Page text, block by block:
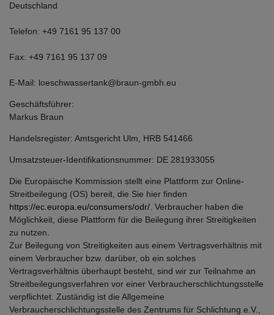
Deutschland
Telefon: +49 7161 95 137 00
Fax: +49 7161 95 137 09
E-Mail: loeschwassertank@braun-gmbh.eu
Geschäftsführer:
Markus Braun
Handelsregister: Amtsgericht Ulm, HRB 541466
Umsatzsteuer-Identifikationsnummer: DE 281933055
Die Europäische Kommission stellt eine Plattform zur Online-
Streitbeilegung (OS) bereit, die Sie hier finden
https://ec.europa.eu/consumers/odr/ . Verbraucher haben die
Möglichkeit, diese Plattform für die Beilegung ihrer Streitigkeiten
zu nutzen.
Zur Beilegung von Streitigkeiten aus einem Vertragsverhältnis mit
einem Verbraucher bzw. darüber, ob ein solches
Vertragsverhältnis überhaupt besteht, sind wir zur Teilnahme an
Streitbeilegungsverfahren vor einer Verbraucherschlichtungsstelle
verpflichtet. Zuständig ist die Allgemeine
Verbraucherschlichtungsstelle des Zentrums für Schlichtung e.V.,